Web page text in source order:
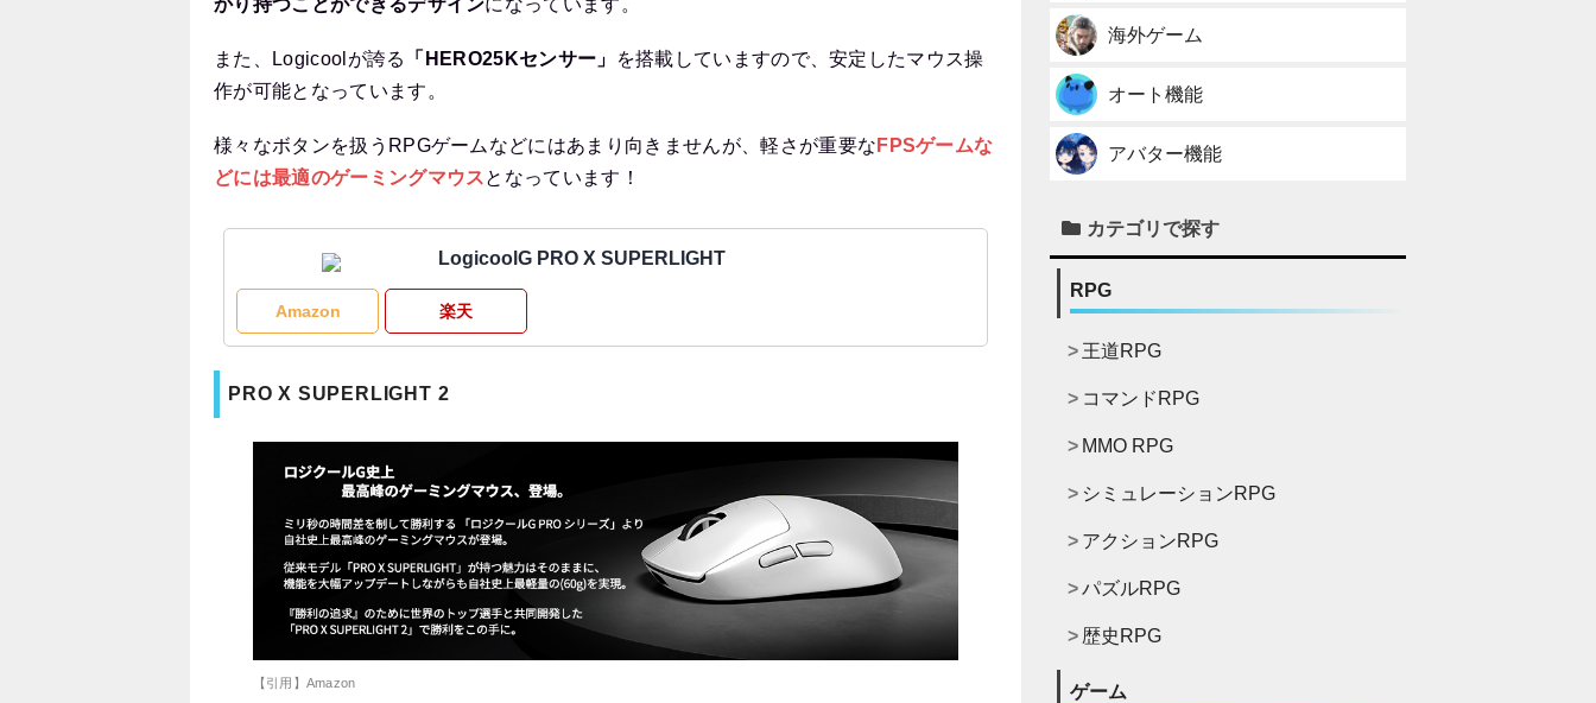
また、Logicoolが誇る 「HERO25Kセンサー」
を搭載していますので、安定したマウス操
作が可能となっています。
様々なボタンを扱うRPGゲームなどにはあまり向きませんが、軽さが重要な FPSゲームな
どには最適のゲーミングマウスとなっています！
LogicoolG PRO X SUPERLIGHT
Amazon 楽天
PRO X SUPERLIGHT 2
【引用】Amazon
海外ゲーム
オート機能
アバター機能
カテゴリで探す
RPG
王道RPG
コマンドRPG
MMO RPG
シミュレーションRPG
アクションRPG
パズルRPG
歴史RPG
ゲーム